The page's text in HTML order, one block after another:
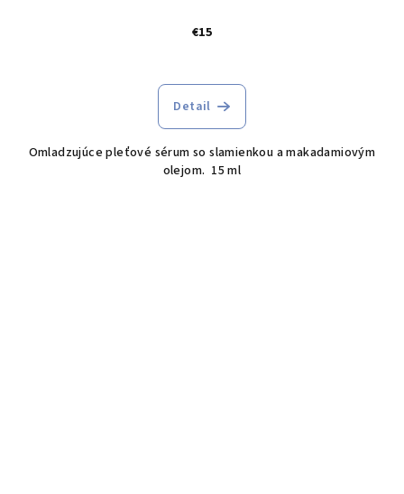
€15
Detail
Omladzujúce pleťové sérum so slamienkou a makadamiovým
olejom. 15 ml